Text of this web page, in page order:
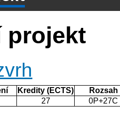
projekt
Kredity (ECTS)
Rozsah
27 0P+27C